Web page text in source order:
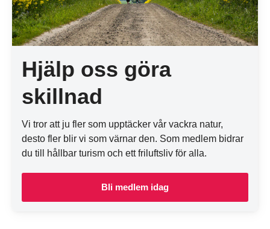
Hjälp oss göra
skillnad
Vi tror att ju fler som upptäcker vår vackra natur,
desto fler blir vi som värnar den. Som medlem bidrar
du till hållbar turism och ett friluftsliv för alla.
Bli medlem idag